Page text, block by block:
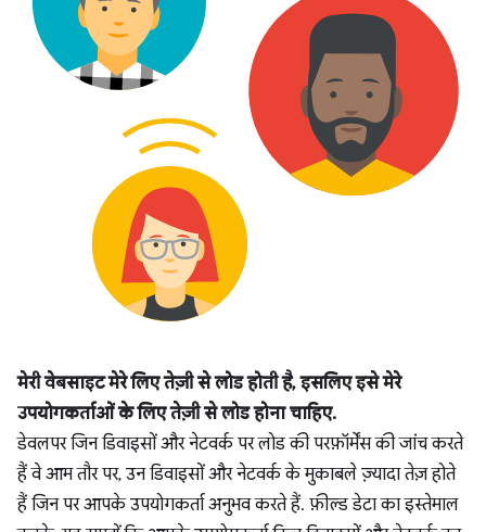
मेरी वेबसाइट मेरे लिए तेज़ी से लोड होती है, इसलिए इसे मेरे
उपयोगकर्ताओं के लिए तेज़ी से लोड होना चाहिए.
डेवलपर जिन डिवाइसों और नेटवर्क पर लोड की परफ़ॉर्मेंस की जांच करते
हैं वे आम तौर पर, उन डिवाइसों और नेटवर्क के मुकाबले ज़्यादा तेज़ होते
हैं जिन पर आपके उपयोगकर्ता अनुभव करते हैं. फ़ील्ड डेटा का इस्तेमाल